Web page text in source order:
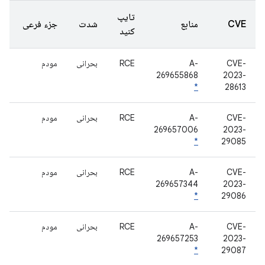
CVE منابع
تایپ
کنید
شدت جزء فرعی
CVE-
2023-
28613
A-
269655868
*
RCE بحرانی مودم
CVE-
2023-
29085
A-
269657006
*
RCE بحرانی مودم
CVE-
2023-
29086
A-
269657344
*
RCE بحرانی مودم
CVE-
2023-
29087
A-
269657253
*
RCE بحرانی مودم